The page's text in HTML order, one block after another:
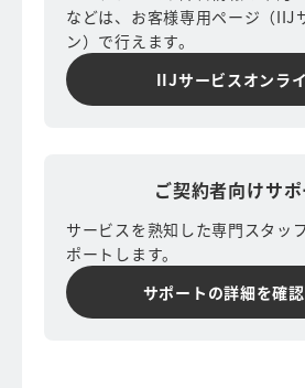
などは、お客様専用ページ（IIJ
ン）で行えます。
IIJサービスオンラ
ご契約者向けサ
サービスを熟知した専門スタッ
ポートします。
サポートの詳細を確